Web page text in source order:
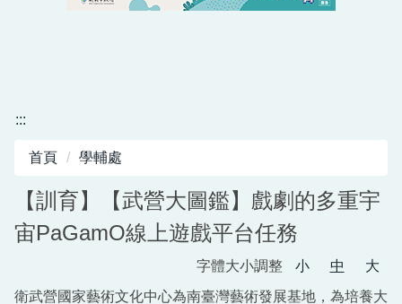
:::
首頁 學輔處
【訓育】【武營大圖鑑】戲劇的多重宇
宙PaGamO線上遊戲平台任務
字體大小調整 小 中
大
衛武營國家藝術文化中心為南臺灣藝術發展基地，為培養大